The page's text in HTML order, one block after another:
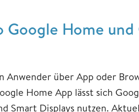
Home und
Anwender über App oder
Home App lässt sich
Smart Displays nutzen.